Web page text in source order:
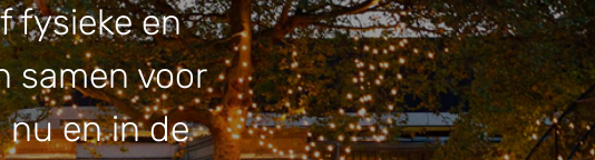
fysieke en
samen voor
nu en in de